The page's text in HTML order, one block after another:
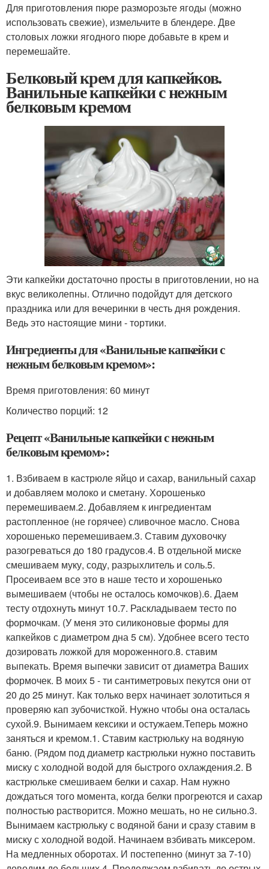
Для приготовления пюре разморозьте ягоды (можно
использовать свежие), измельчите в блендере. Две
столовых ложки ягодного пюре добавьте в крем и
перемешайте.
Белковый крем для капкейков.
Ванильные капкейки с нежным
белковым кремом
Эти капкейки достаточно просты в приготовлении, но на
вкус великолепны. Отлично подойдут для детского
праздника или для вечеринки в честь дня рождения.
Ведь это настоящие мини - тортики.
Ингредиенты для «Ванильные капкейки с
нежным белковым кремом»:
Время приготовления: 60 минут
Количество порций: 12
Рецепт «Ванильные капкейки с нежным
белковым кремом»:
1. Взбиваем в кастрюле яйцо и сахар, ванильный сахар
и добавляем молоко и сметану. Хорошенько
перемешиваем.2. Добавляем к ингредиентам
растопленное (не горячее) сливочное масло. Снова
хорошенько перемешиваем.3. Ставим духовочку
разогреваться до 180 градусов.4. В отдельной миске
смешиваем муку, соду, разрыхлитель и соль.5.
Просеиваем все это в наше тесто и хорошенько
вымешиваем (чтобы не осталось комочков).6. Даем
тесту отдохнуть минут 10.7. Раскладываем тесто по
формочкам. (У меня это силиконовые формы для
капкейков с диаметром дна 5 см). Удобнее всего тесто
дозировать ложкой для мороженного.8. ставим
выпекать. Время выпечки зависит от диаметра Ваших
формочек. В моих 5 - ти сантиметровых пекутся они от
20 до 25 минут. Как только верх начинает золотиться я
проверяю кап зубочисткой. Нужно чтобы она осталась
сухой.9. Вынимаем кексики и остужаем.Теперь можно
заняться и кремом.1. Ставим кастрюльку на водяную
баню. (Рядом под диаметр кастрюльки нужно поставить
миску с холодной водой для быстрого охлаждения.2. В
кастрюльке смешиваем белки и сахар. Нам нужно
дождаться того момента, когда белки прогреются и сахар
полностью растворится. Можно мешать, но не сильно.3.
Вынимаем кастрюльку с водяной бани и сразу ставим в
миску с холодной водой. Начинаем взбивать миксером.
На медленных оборотах. И постепенно (минут за 7-10)